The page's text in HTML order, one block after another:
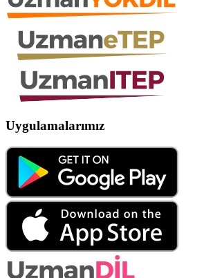
Uygulamalarımız